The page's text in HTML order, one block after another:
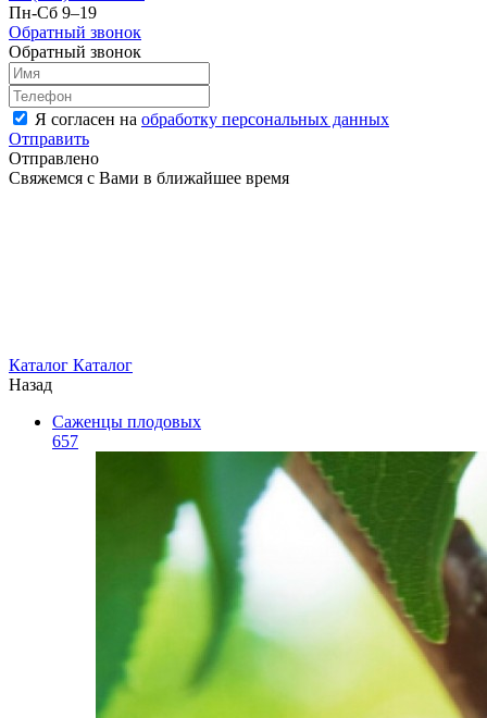
Пн-Сб 9–19
Обратный звонок
Обратный звонок
Я согласен на обработку персональных данных
Отправить
Отправлено
Свяжемся с Вами в ближайшее время
Каталог Каталог
Назад
Саженцы плодовых
657